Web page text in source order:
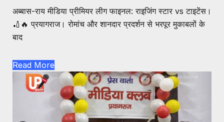
अब्बास-राय मीडिया प्रीमियर लीग फाइनल: राइजिंग स्टार vs टाइटेंस।
🏏🔥 प्रयागराज। रोमांच और शानदार प्रदर्शन से भरपूर मुकाबलों के
बाद
Read More